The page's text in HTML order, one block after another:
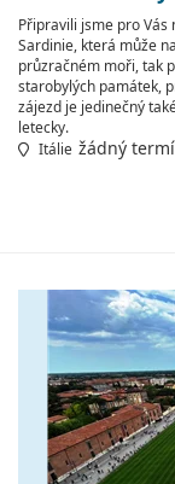
Připravili jsme pro Vás
Sardinie, která může
průzračném moři, tak
starobylých památek,
zájezd je jedinečný
letecky.
Itálie žádný